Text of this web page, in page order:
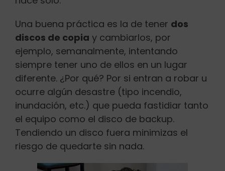
Una buena práctica es la de tener dos
discos de copia y cambiarlos, por
ejemplo, semanalmente, intentando
siempre tener uno de ellos en un lugar
diferente. ¿Por qué? Por si entran a robar u
ocurre algún desastre (tipo incendio,
inundación, etc.) que pueda fastidiar tanto
el equipo como el disco de backup.
Tendiendo un disco fuera minimizas el
riesgo de quedarte sin nada.